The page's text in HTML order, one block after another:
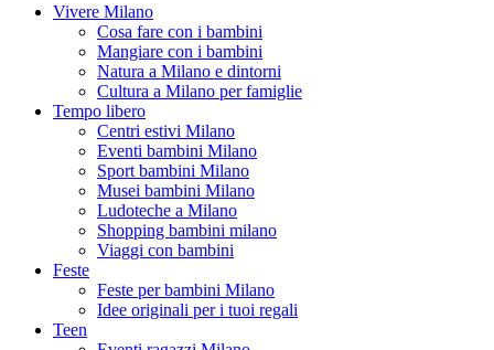
Vivere Milano
Cosa fare con i bambini
Mangiare con i bambini
Natura a Milano e dintorni
Cultura a Milano per famiglie
Tempo libero
Centri estivi Milano
Eventi bambini Milano
Sport bambini Milano
Musei bambini Milano
Ludoteche a Milano
Shopping bambini milano
Viaggi con bambini
Feste
Feste per bambini Milano
Idee originali per i tuoi regali
Teen